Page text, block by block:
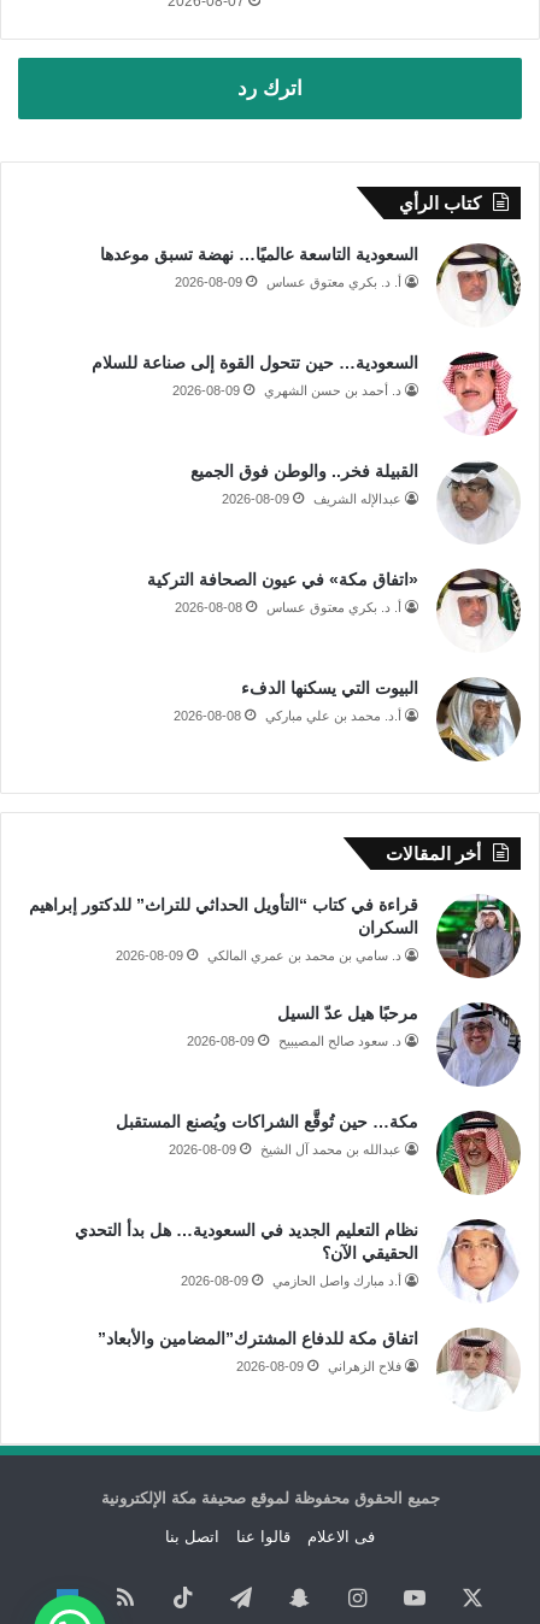
اترك رد
كتاب الرأي
السعودية التاسعة عالميًا… نهضة تسبق موعدها
أ. د. بكري معتوق عساس 2026-08-09
السعودية… حين تتحول القوة إلى صناعة للسلام
د. أحمد بن حسن الشهري 2026-08-09
القبيلة فخر.. والوطن فوق الجميع
عبدالإله الشريف 2026-08-09
«اتفاق مكة» في عيون الصحافة التركية
أ. د. بكري معتوق عساس 2026-08-08
البيوت التي يسكنها الدفء
أ.د. محمد بن علي مباركي 2026-08-08
أخر المقالات
قراءة في كتاب “التأويل الحداثي للتراث” للدكتور إبراهيم
السكران
د. سامي بن محمد بن عمري المالكي 2026-08-09
مرحبًا هيل عدّ السيل
د. سعود صالح المصيبيح 2026-08-09
مكة… حين تُوقَّع الشراكات ويُصنع المستقبل
عبدالله بن محمد آل الشيخ 2026-08-09
نظام التعليم الجديد في السعودية… هل بدأ التحدي
الحقيقي الآن؟
أ.د مبارك واصل الحازمي 2026-08-09
اتفاق مكة للدفاع المشترك”المضامين والأبعاد”
فلاح الزهراني 2026-08-09
جميع الحقوق محفوظة لموقع صحيفة مكة الإلكترونية
فى الاعلام قالوا عنا اتصل بنا
‫YouTubeانستقرامسناب تيلقرام ‫TikTok ملخص